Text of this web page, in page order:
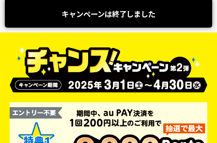
キャンペーンは終了しました